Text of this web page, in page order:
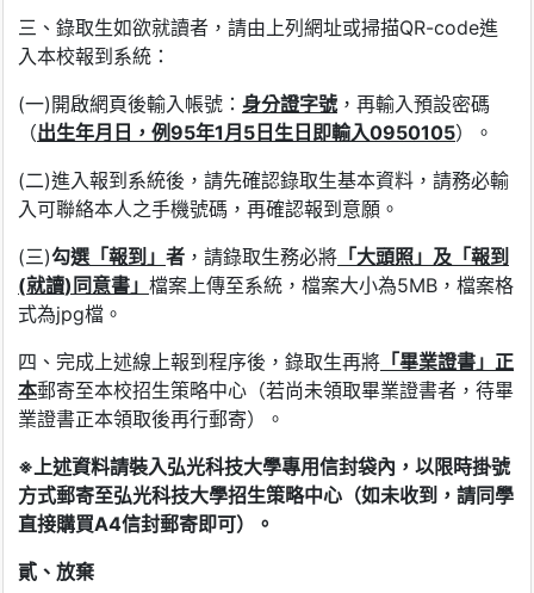
三、錄取生如欲就讀者，請由上列網址或掃描QR-code進
入本校報到系統：
(一)開啟網頁後輸入帳號： 身分證字號 ，再輸入預設密碼
（出生年月日 ，例95年1 月5日生日即輸入0950105）。
(二)進入報到系統後，請先確認錄取生基本資料，請務必輸
入可聯絡本人之手機號碼，再確認報到意願。
(三)勾選 「報到」 者 ，請錄取生務必將 「大頭照」及「報到
(就讀)同意書 」 檔案上傳至系統，檔案大小為5MB，檔案格
式為jpg檔。
四、完成上述線上報到程序後，錄取生再將 「畢業證書」正
本郵寄至本校招生策略中心（若尚未領取畢業證書者，待畢
業證書正本領取後再行郵寄）。
※上述資料請裝入弘光科技大學專用信封袋內，以限時掛號
方式郵寄至弘光科技大學招生策略中心（如未收到，請同學
直接購買A4信封郵寄即可）
。
貳、放棄